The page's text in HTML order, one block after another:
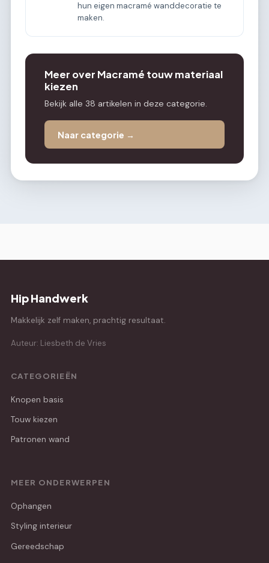
hun eigen macramé wanddecoratie te
maken.
Meer over Macramé touw materiaal
kiezen
Bekijk alle 38 artikelen in deze categorie.
Naar categorie →
Hip Handwerk
Makkelijk zelf maken, prachtig resultaat.
Auteur: Liesbeth de Vries
CATEGORIEËN
Knopen basis
Touw kiezen
Patronen wand
MEER ONDERWERPEN
Ophangen
Styling interieur
Gereedschap